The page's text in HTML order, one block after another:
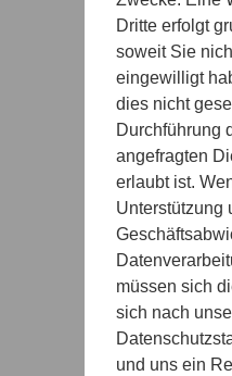
Dritte erfolgt
soweit Sie
eingewilligt
dies nicht
Durchführung
angefragten
erlaubt ist.
Unterstützung
müssen sich
sich nach
und uns ein